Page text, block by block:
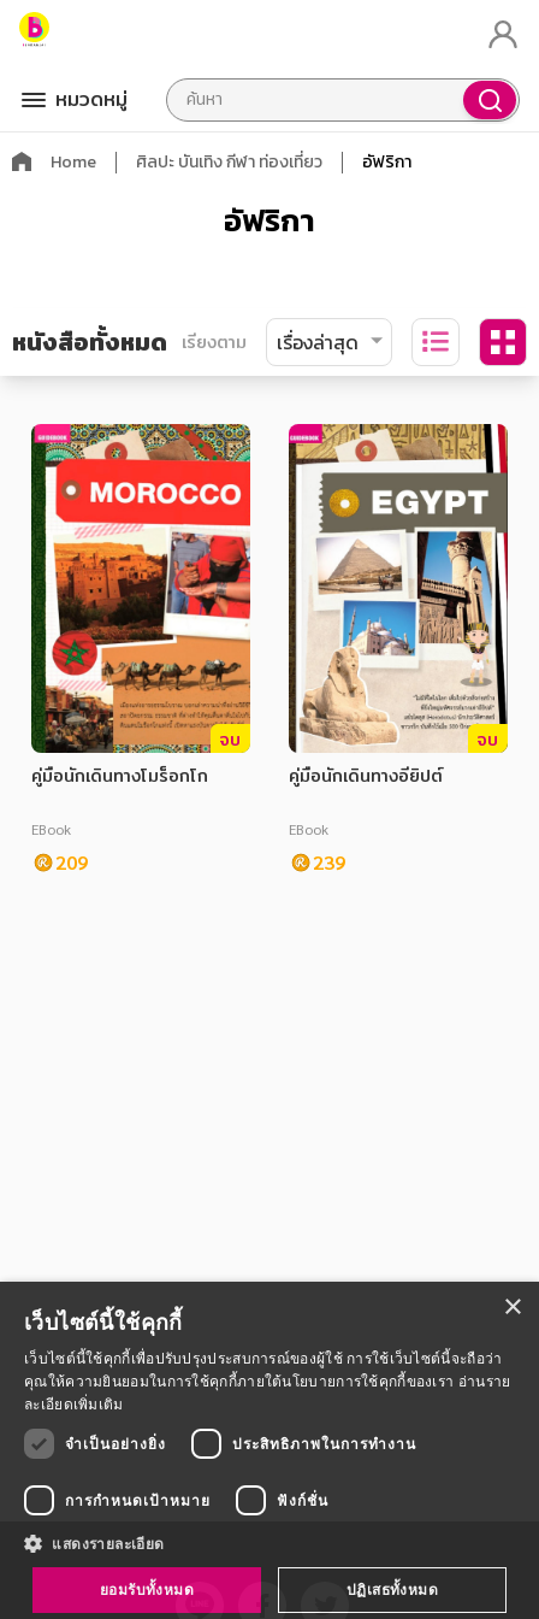
หมวดหมู่
หมวดหมู่ยอดนิยม
หนังสือออกใหม่ หนังสือยอดนิยม หนังสือเช่า
อีบุ๊กอ่านฟรี
หนังสือเสียง
โปรโมชั่นลดราคา
หมวดหมู่หนังสือ
Home ศิลปะ บันเทิง กีฬา ท่องเที่ยว อัฟริกา
อัฟริกา
หนังสือทั้งหมด เรียงตาม
จบ
คู่มือนักเดินทางโมร็อกโก
EBook
209
จบ
คู่มือนักเดินทางอียิปต์
EBook
239
×
เว็บไซต์นี้ใช้คุกกี้
เว็บไซต์นี้ใช้คุกกี้เพื่อปรับปรุงประสบการณ์ของผู้ใช้ การใช้เว็บไซต์นี้จะถือว่า
คุณให้ความยินยอมในการใช้คุกกี้ภายใต้นโยบายการใช้คุกกี้ของเรา อ่านราย
ละเอียดเพิ่มเติม
จำเป็นอย่างยิ่ง
ประสิทธิภาพในการทำงาน
การกำหนดเป้าหมาย ฟังก์ชั่น
แสดงรายละเอียด
ยอมรับทั้งหมด ปฏิเสธทั้งหมด